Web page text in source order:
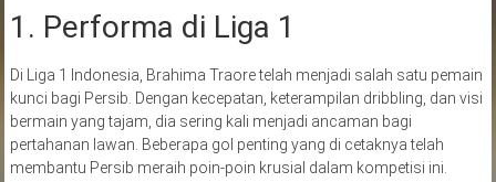
1. Performa di Liga 1
Di Liga 1 Indonesia, Brahima Traore telah menjadi salah satu pemain
kunci bagi Persib. Dengan kecepatan, keterampilan dribbling, dan visi
bermain yang tajam, dia sering kali menjadi ancaman bagi
pertahanan lawan. Beberapa gol penting yang di cetaknya telah
membantu Persib meraih poin-poin krusial dalam kompetisi ini.